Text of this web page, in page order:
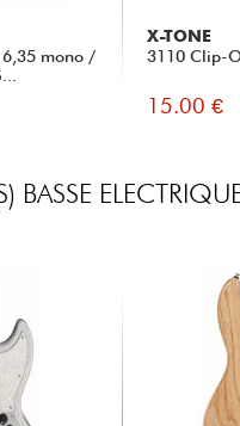
6,35 mono /
X-TONE
3110 Clip-
15.00 €
BASSE